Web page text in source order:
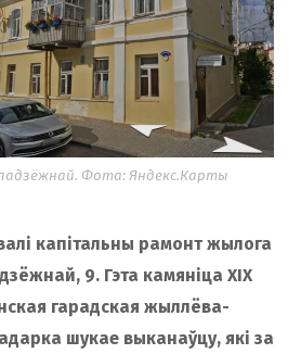
Фота: Яндекс.Карты
капітальны рамонт жылога
9. Гэта камяніца XIX
гарадская жыллёва-
шукае выканаўцу, які за